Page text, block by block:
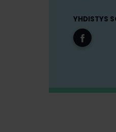
YHDISTYS